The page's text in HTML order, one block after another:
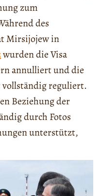
zum
des
Mirsijojew in
wurden die Visa
annulliert und die
vollständig reguliert.
Beziehung der
durch Fotos
unterstützt,